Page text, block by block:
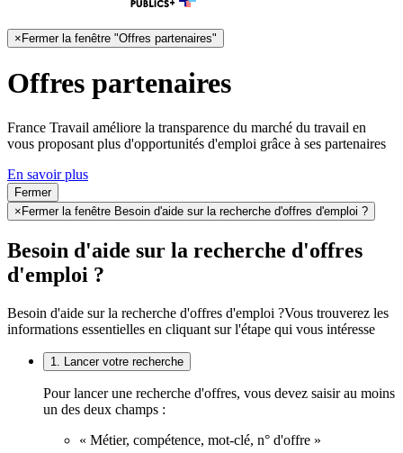
× Fermer la fenêtre "Offres partenaires"
Offres partenaires
France Travail améliore la transparence du marché du travail en
vous proposant plus d'opportunités d'emploi grâce à ses partenaires
En savoir plus
Fermer
× Fermer la fenêtre Besoin d'aide sur la recherche d'offres d'emploi ?
Besoin d'aide sur la recherche d'offres
d'emploi ?
Besoin d'aide sur la recherche d'offres d'emploi ?Vous trouverez les
informations essentielles en cliquant sur l'étape qui vous intéresse
1. Lancer votre recherche
Pour lancer une recherche d'offres, vous devez saisir au moins
un des deux champs :
« Métier, compétence, mot-clé, n° d'offre »